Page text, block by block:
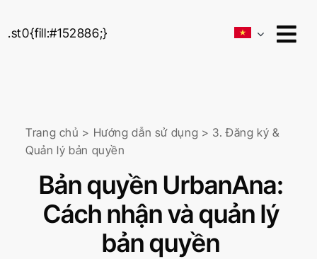
content
.st0{fill:#152886;}
Trang chủ > Hướng dẫn sử dụng > 3. Đăng ký &
Quản lý bản quyền
Bản quyền UrbanAna:
Cách nhận và quản lý
bản quyền